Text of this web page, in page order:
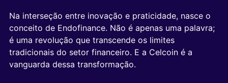
Na interseção entre inovação e praticidade, nasce o
conceito de Endofinance. Não é apenas uma palavra;
é uma revolução que transcende os limites
tradicionais do setor financeiro. E a Celcoin é a
vanguarda dessa transformação.